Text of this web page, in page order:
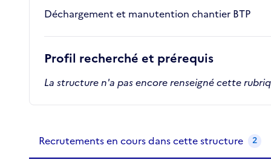
Déchargement et manutention chantier BTP
Profil recherché et prérequis
La structure n'a pas encore renseigné cette
Recrutements de la structure
Recrutements en cours dans cette structure 2